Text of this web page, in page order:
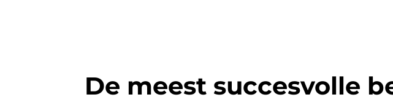
De meest succesvolle